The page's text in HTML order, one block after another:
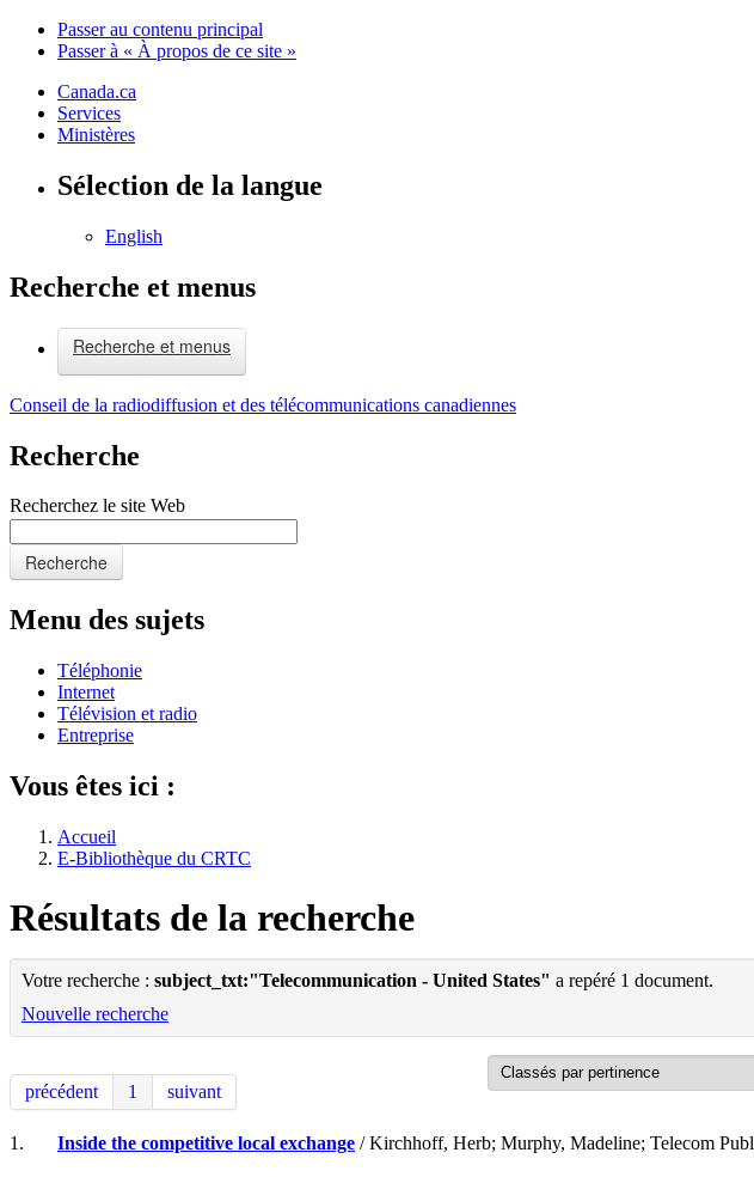
Passer au contenu principal
Passer à « À propos de ce site »
Canada.ca
Services
Ministères
Sélection de la langue
English
Recherche et menus
Recherche et menus
Conseil de la radiodiffusion et des télécommunications canadiennes
Recherche
Recherchez le site Web
Recherche
Menu des sujets
Téléphonie
Internet
Télévision et radio
Entreprise
Vous êtes ici :
Accueil
E-Bibliothèque du CRTC
Résultats de la recherche
Votre recherche : subject_txt:"Telecommunication - United States" a repéré 1 document.
Nouvelle recherche
précédent 1 suivant
1. Inside the competitive local exchange / Kirchhoff, Herb; Murphy, Madeline; Telecom